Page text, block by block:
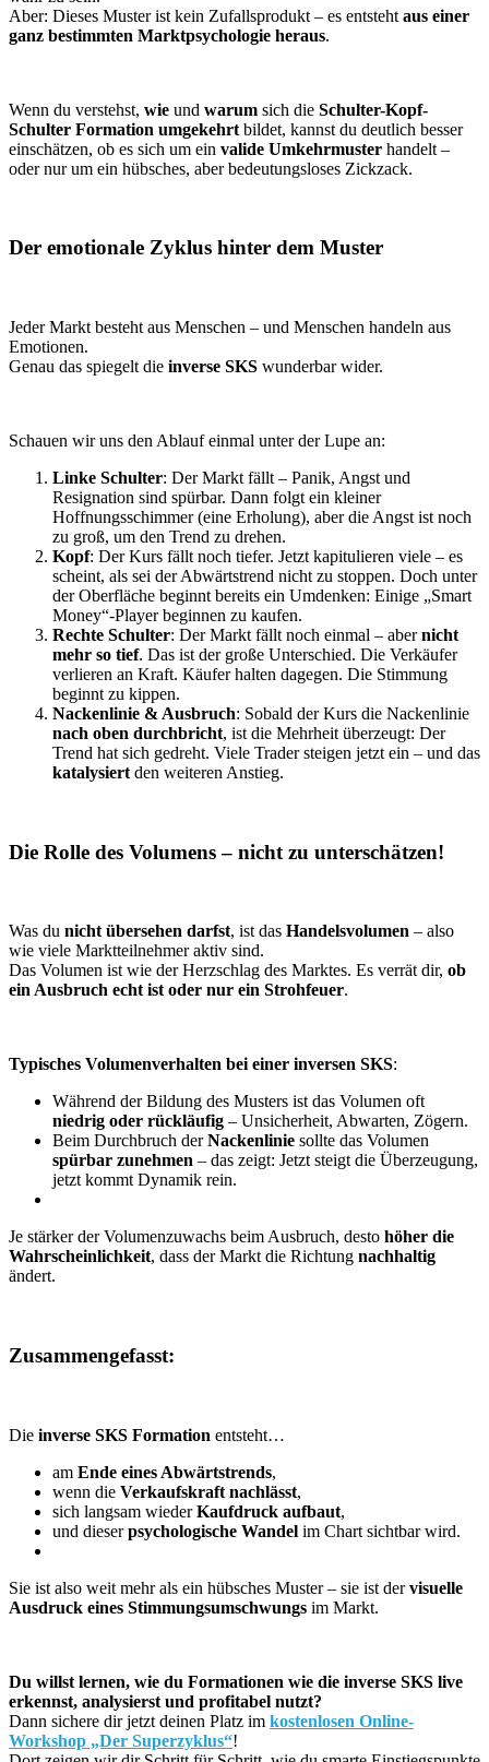
Aber: Dieses Muster ist kein Zufallsprodukt – es entsteht aus einer
ganz bestimmten Marktpsychologie heraus.
Wenn du verstehst, wie und warum sich die Schulter-Kopf-
Schulter Formation umgekehrt bildet, kannst du deutlich besser
einschätzen, ob es sich um ein valide Umkehrmuster handelt –
oder nur um ein hübsches, aber bedeutungsloses Zickzack.
Der emotionale Zyklus hinter dem Muster
Jeder Markt besteht aus Menschen – und Menschen handeln aus
Emotionen.
Genau das spiegelt die inverse SKS wunderbar wider.
Schauen wir uns den Ablauf einmal unter der Lupe an:
Linke Schulter: Der Markt fällt – Panik, Angst und
Resignation sind spürbar. Dann folgt ein kleiner
Hoffnungsschimmer (eine Erholung), aber die Angst ist noch
zu groß, um den Trend zu drehen.
Kopf: Der Kurs fällt noch tiefer. Jetzt kapitulieren viele – es
scheint, als sei der Abwärtstrend nicht zu stoppen. Doch unter
der Oberfläche beginnt bereits ein Umdenken: Einige „Smart
Money“-Player beginnen zu kaufen.
Rechte Schulter: Der Markt fällt noch einmal – abernicht
mehr so tief. Das ist der große Unterschied. Die Verkäufer
verlieren an Kraft. Käufer halten dagegen. Die Stimmung
beginnt zu kippen.
Nackenlinie & Ausbruch: Sobald der Kurs die Nackenlinie
nach oben durchbricht, ist die Mehrheit überzeugt: Der
Trend hat sich gedreht. Viele Trader steigen jetzt ein – und das
katalysiert den weiteren Anstieg.
Die Rolle des Volumens – nicht zu unterschätzen!
Was du nicht übersehen darfst, ist das Handelsvolumen – also
wie viele Marktteilnehmer aktiv sind.
Das Volumen ist wie der Herzschlag des Marktes. Es verrät dir, ob
ein Ausbruch echt ist oder nur ein Strohfeuer.
Typisches Volumenverhalten bei einer inversen SKS:
Während der Bildung des Musters ist das Volumen oft
niedrig oder rückläufig – Unsicherheit, Abwarten, Zögern.
Beim Durchbruch derNackenlinie sollte das Volumen
spürbar zunehmen – das zeigt: Jetzt steigt die Überzeugung,
jetzt kommt Dynamik rein.
Je stärker der Volumenzuwachs beim Ausbruch, desto höher die
Wahrscheinlichkeit, dass der Markt die Richtung nachhaltig
ändert.
Zusammengefasst:
Die inverse SKS Formation entsteht…
am Ende eines Abwärtstrends,
wenn die Verkaufskraft nachlässt,
sich langsam wiederKaufdruck aufbaut,
und dieserpsychologische Wandel im Chart sichtbar wird.
Sie ist also weit mehr als ein hübsches Muster – sie ist dervisuelle
Ausdruck eines Stimmungsumschwungs im Markt.
Du willst lernen, wie du Formationen wie die inverse SKS live
erkennst, analysierst und profitabel nutzt?
Dann sichere dir jetzt deinen Platz im kostenlosen Online-
Workshop „Der Superzyklus“!